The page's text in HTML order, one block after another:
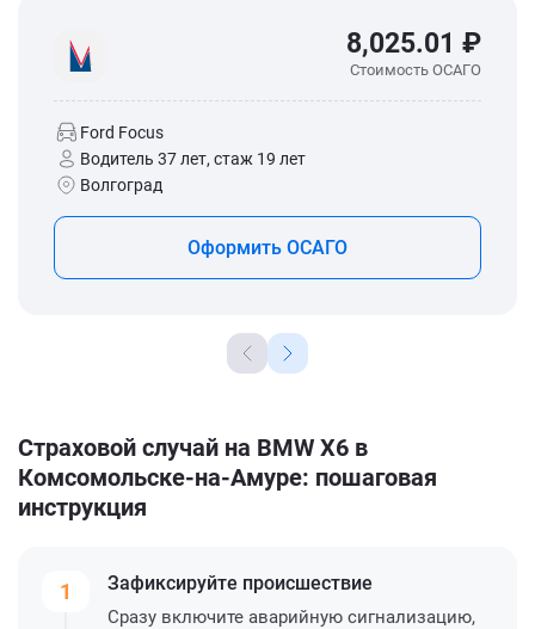
8,025.01 ₽
Стоимость ОСАГО
Ford Focus
Водитель 37 лет, стаж 19 лет
Волгоград
Оформить ОСАГО
Страховой случай на BMW X6 в
Комсомольске-на-Амуре: пошаговая
инструкция
1 Зафиксируйте происшествие
Сразу включите аварийную сигнализацию,